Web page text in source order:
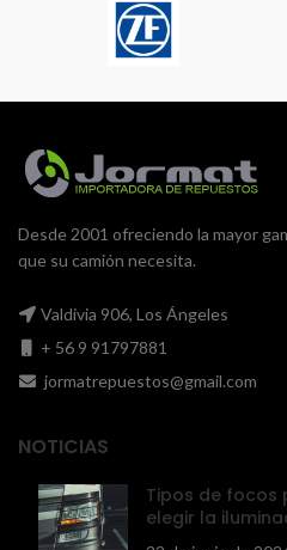
Desde 2001 ofreciendo la mayor
que su camión necesita.
Valdivia 906, Los Ángeles
+ 56 9 91797881
jormatrepuestos@gmail.com
NOTICIAS
Tipos de focos
elegir la